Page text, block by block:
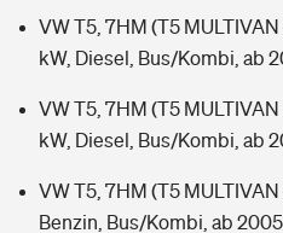
VW T5, 7HM (T5
kW, Diesel, Bus/Kombi, ab
VW T5, 7HM (T5
kW, Diesel, Bus/Kombi, ab
VW T5, 7HM (T5
Benzin, Bus/Kombi, ab 2005